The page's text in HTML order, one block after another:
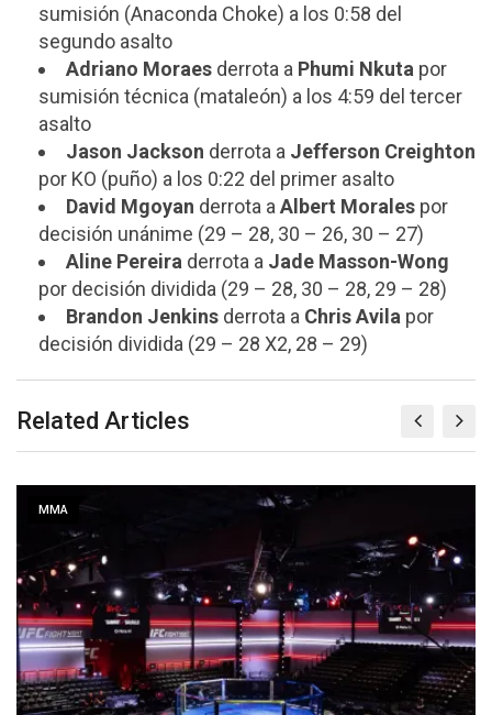
sumisión (Anaconda Choke) a los 0:58 del
segundo asalto
Adriano Moraes derrota a Phumi Nkuta por
sumisión técnica (mataleón) a los 4:59 del tercer
asalto
Jason Jackson derrota a Jefferson Creighton
por KO (puño) a los 0:22 del primer asalto
David Mgoyan derrota a Albert Morales por
decisión unánime (29 – 28, 30 – 26, 30 – 27)
Aline Pereira derrota a Jade Masson-Wong
por decisión dividida (29 – 28, 30 – 28, 29 – 28)
Brandon Jenkins derrota a Chris Avila por
decisión dividida (29 – 28 X2, 28 – 29)
Related Articles
MMA